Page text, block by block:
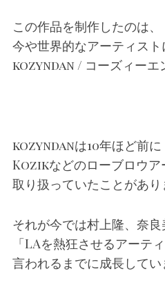
この作品を制作したのは、
今や世界的なアーティスト
kozyndan / コーズィーエ
kozyndanは10年ほど前に
Kozikなどのローブロウア
取り扱っていたことがあり
それが今では村上隆、奈良
「LAを熱狂させるアーテ
言われるまでに成長してい